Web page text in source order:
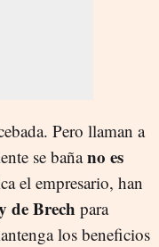
Pero llaman a
se bañano es
el empresario, han
de Brech para
los beneficios